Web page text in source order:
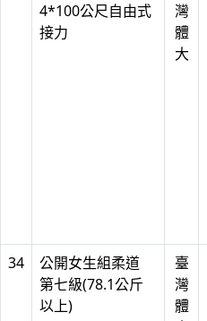
4*100公尺自由式
接力
灣
體
大
34
公開女生組柔道
第七級(78.1公斤
以上)
臺
灣
體